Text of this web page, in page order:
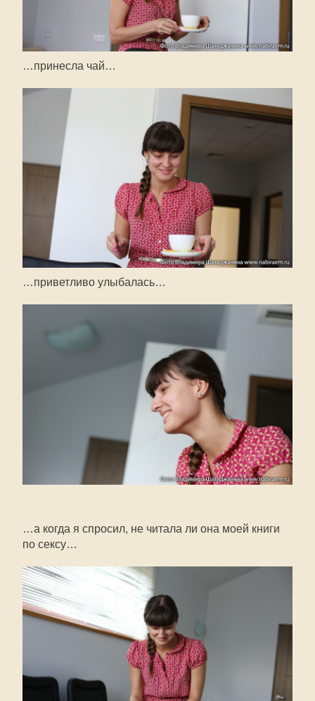
…принесла чай…
…приветливо улыбалась…
…а когда я спросил, не читала ли она моей книги
по сексу…